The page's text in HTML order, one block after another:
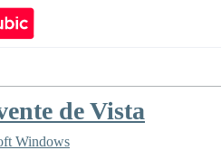
de Vista
Windows